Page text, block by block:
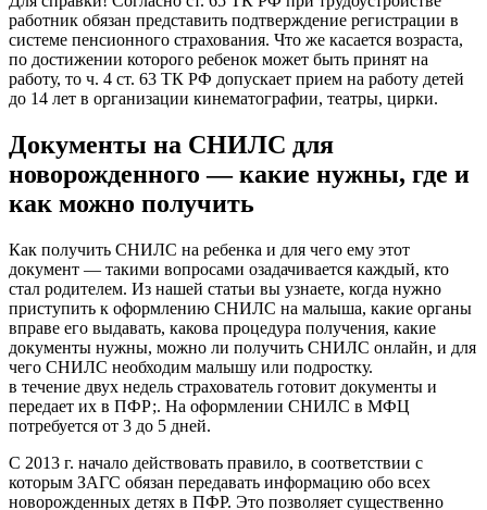
работник обязан представить подтверждение регистрации в
системе пенсионного страхования. Что же касается возраста,
по достижении которого ребенок может быть принят на
работу, то ч. 4 ст. 63 ТК РФ допускает прием на работу детей
до 14 лет в организации кинематографии, театры, цирки.
Документы на СНИЛС для
новорожденного — какие нужны, где и
как можно получить
Как получить СНИЛС на ребенка и для чего ему этот
документ — такими вопросами озадачивается каждый, кто
стал родителем. Из нашей статьи вы узнаете, когда нужно
приступить к оформлению СНИЛС на малыша, какие органы
вправе его выдавать, какова процедура получения, какие
документы нужны, можно ли получить СНИЛС онлайн, и для
чего СНИЛС необходим малышу или подростку.
в течение двух недель страхователь готовит документы и
передает их в ПФР;. На оформлении СНИЛС в МФЦ
потребуется от 3 до 5 дней.
С 2013 г. начало действовать правило, в соответствии с
которым ЗАГС обязан передавать информацию обо всех
новорожденных детях в ПФР. Это позволяет существенно